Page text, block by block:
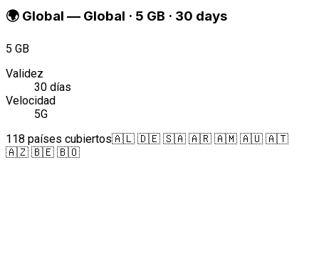
🌍 Global — Global · 5 GB · 30 days
5 GB
Validez
30 días
Velocidad
5G
118 países cubiertos🇦🇱 🇩🇪 🇸🇦 🇦🇷 🇦🇲 🇦🇺 🇦🇹
🇦🇿 🇧🇪 🇧🇴